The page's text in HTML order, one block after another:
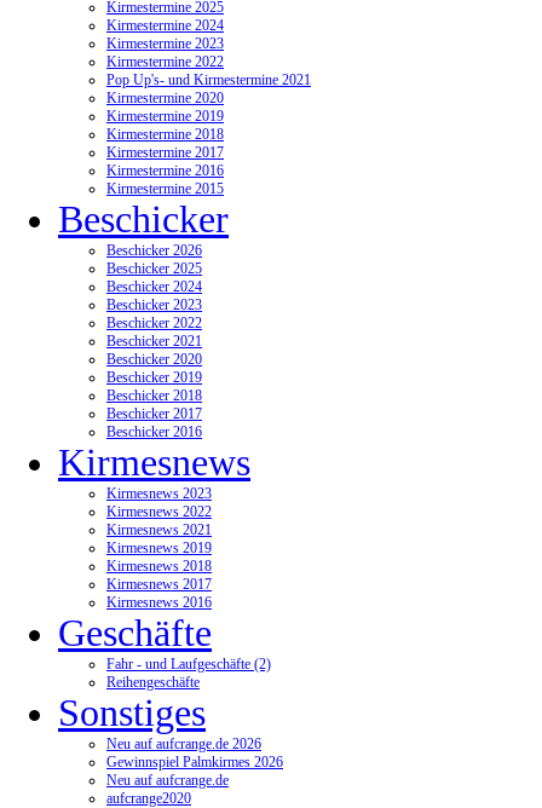
Kirmestermine 2025
Kirmestermine 2024
Kirmestermine 2023
Kirmestermine 2022
Pop Up's- und Kirmestermine 2021
Kirmestermine 2020
Kirmestermine 2019
Kirmestermine 2018
Kirmestermine 2017
Kirmestermine 2016
Kirmestermine 2015
Beschicker
Beschicker 2026
Beschicker 2025
Beschicker 2024
Beschicker 2023
Beschicker 2022
Beschicker 2021
Beschicker 2020
Beschicker 2019
Beschicker 2018
Beschicker 2017
Beschicker 2016
Kirmesnews
Kirmesnews 2023
Kirmesnews 2022
Kirmesnews 2021
Kirmesnews 2019
Kirmesnews 2018
Kirmesnews 2017
Kirmesnews 2016
Geschäfte
Fahr - und Laufgeschäfte (2)
Reihengeschäfte
Sonstiges
Neu auf aufcrange.de 2026
Gewinnspiel Palmkirmes 2026
Neu auf aufcrange.de
aufcrange2020